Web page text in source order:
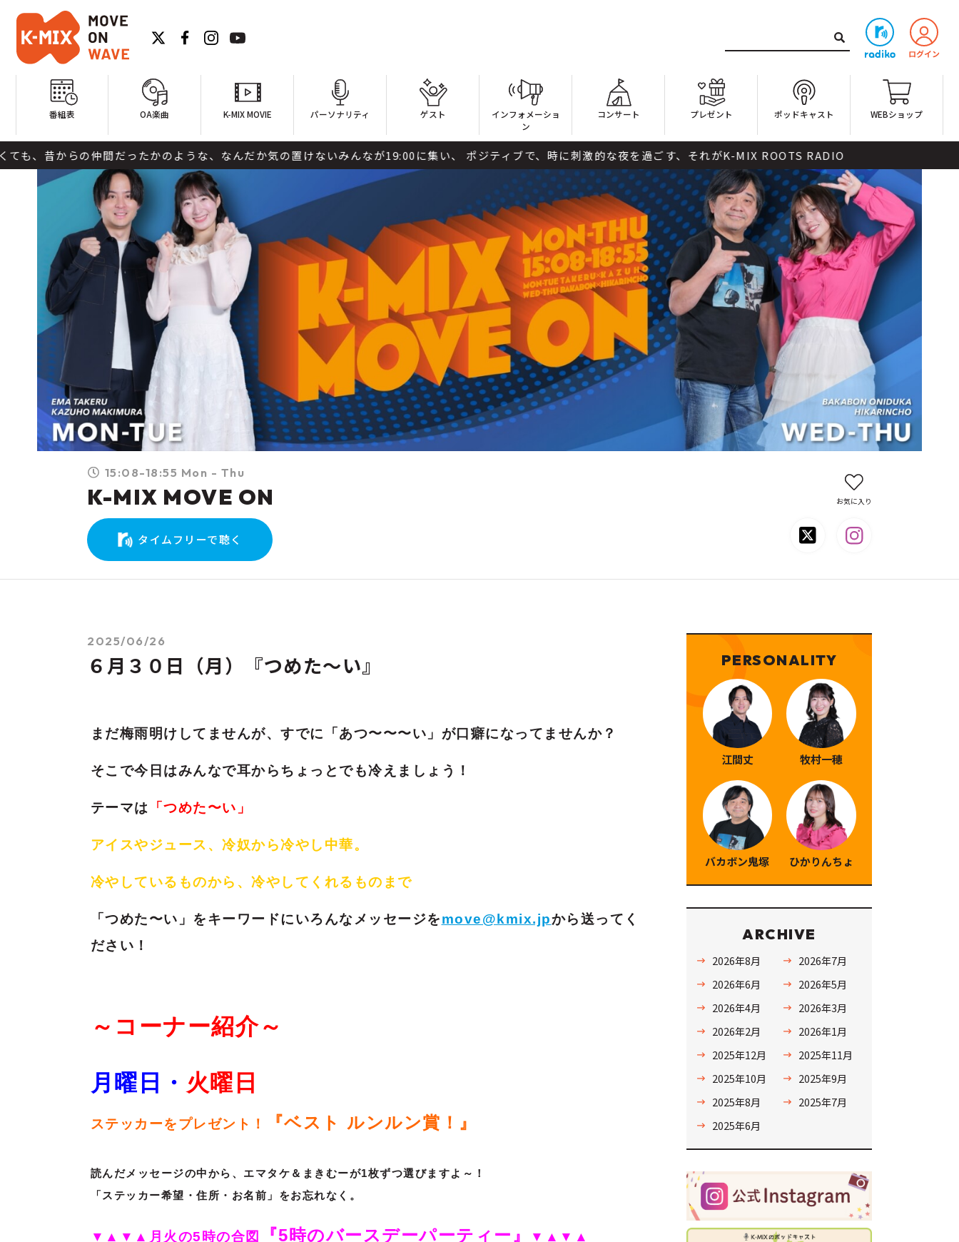
番組表 OA楽曲 K-MIX MOVIE パーソナリティ ゲスト
インフォメーショ
ン
コンサート プレゼント ポッドキャスト WEBショップ
間だったかのような、なんだか気の置けないみんなが19:00に集い、 ポジティブで、時に刺激的な夜を過ごす、それがK-MIX ROOTS RADIO
15:08-18:55 Mon - Thu
K-MIX MOVE ON
タイムフリーで聴く
お気に入り
2025/06/26
６月３０日（月）『つめた〜い』
まだ梅雨明けしてませんが、すでに「あつ〜〜〜い」が口癖になってませんか？
そこで今日はみんなで耳からちょっとでも冷えましょう！
テーマは 「つめた〜い」
アイスやジュース、冷奴から冷やし中華。
冷やしているものから、冷やしてくれるものまで
「つめた〜い」 をキーワードにいろんなメッセージをmove@kmix.jpから送ってく
ださい！
～コーナー紹介～
月曜日・ 火 曜日
ステッカーをプレゼント！ 『ベスト ルンルン賞！』
読んだメッセージの中から、エマタケ＆まきむーが1枚ずつ選びますよ～！
「ステッカー希望・住所・お名前」をお忘れなく。
▼▲▼▲月火の5時の合図 『5時のバースデーパーティー』 ▼▲▼▲
PERSONALITY
江間丈 牧村一穂
バカボン鬼塚 ひかりんちょ
ARCHIVE
2026年8月
2026年7月
2026年6月
2026年5月
2026年4月
2026年3月
2026年2月
2026年1月
2025年12月
2025年11月
2025年10月
2025年9月
2025年8月
2025年7月
2025年6月